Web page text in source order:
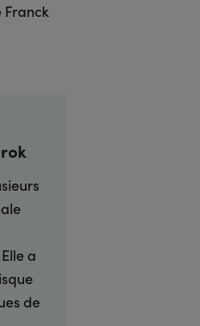
Franck
a
de